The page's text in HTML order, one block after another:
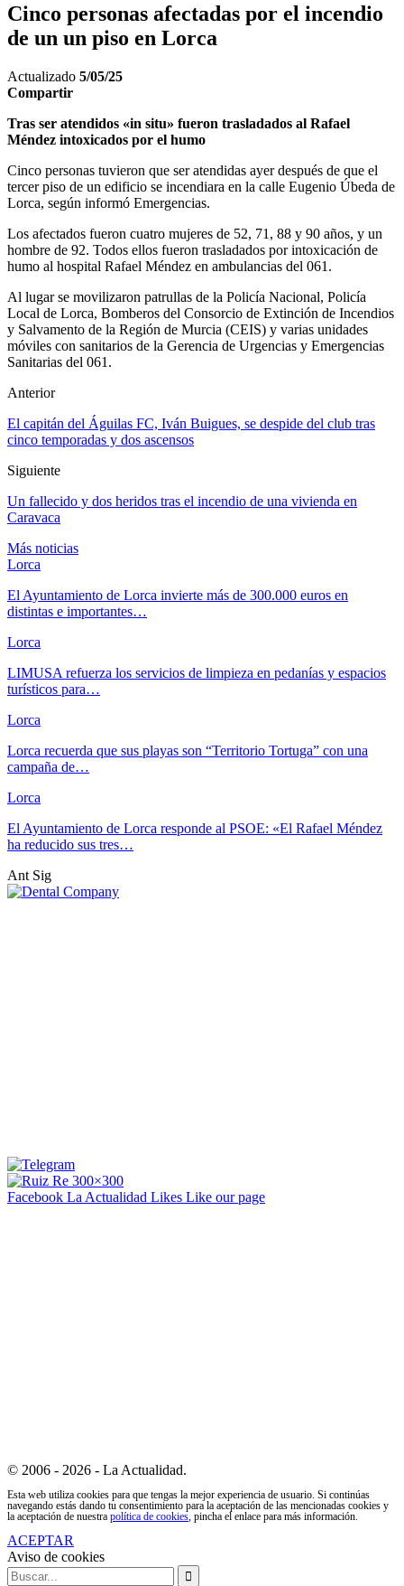
Cinco personas afectadas por el incendio
de un un piso en Lorca
Actualizado 5/05/25
Compartir
Tras ser atendidos «in situ» fueron trasladados al Rafael
Méndez intoxicados por el humo
Cinco personas tuvieron que ser atendidas ayer después de que el
tercer piso de un edificio se incendiara en la calle Eugenio Úbeda de
Lorca, según informó Emergencias.
Los afectados fueron cuatro mujeres de 52, 71, 88 y 90 años, y un
hombre de 92. Todos ellos fueron trasladados por intoxicación de
humo al hospital Rafael Méndez en ambulancias del 061.
Al lugar se movilizaron patrullas de la Policía Nacional, Policía
Local de Lorca, Bomberos del Consorcio de Extinción de Incendios
y Salvamento de la Región de Murcia (CEIS) y varias unidades
móviles con sanitarios de la Gerencia de Urgencias y Emergencias
Sanitarias del 061.
Anterior
El capitán del Águilas FC, Iván Buigues, se despide del club tras
cinco temporadas y dos ascensos
Siguiente
Un fallecido y dos heridos tras el incendio de una vivienda en
Caravaca
Más noticias
Lorca
El Ayuntamiento de Lorca invierte más de 300.000 euros en
distintas e importantes…
Lorca
LIMUSA refuerza los servicios de limpieza en pedanías y espacios
turísticos para…
Lorca
Lorca recuerda que sus playas son “Territorio Tortuga” con una
campaña de…
Lorca
El Ayuntamiento de Lorca responde al PSOE: «El Rafael Méndez
ha reducido sus tres…
Ant Sig
Facebook La Actualidad Likes Like our page
© 2006 - 2026 - La Actualidad.
Esta web utiliza cookies para que tengas la mejor experiencia de usuario. Si continúas
navegando estás dando tu consentimiento para la aceptación de las mencionadas cookies y
la aceptación de nuestra política de cookies, pincha el enlace para más información.
ACEPTAR
Aviso de cookies